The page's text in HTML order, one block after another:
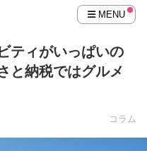
MENU
ティがいっぱいの
と納税ではグルメ
コラム